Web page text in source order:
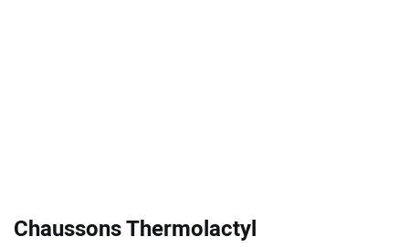
Chaussons Thermolactyl